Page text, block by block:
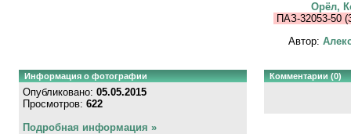
Орёл,
ПАЗ-32053-50
Автор:
Информация о фотографии
Опубликовано: 05.05.2015
Просмотров: 622
Подробная информация »
Комментарии (0)